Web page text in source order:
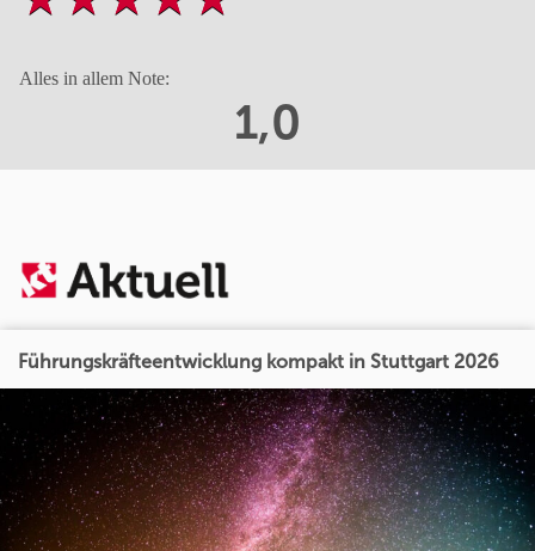
Alles in allem Note:
1,0
Führungskräfteentwicklung kompakt in Stuttgart 2026